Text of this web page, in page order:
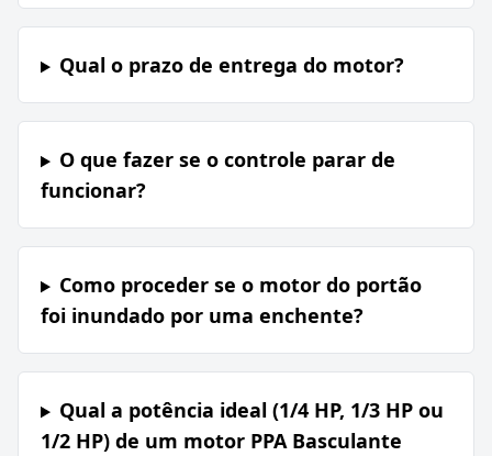
Qual o prazo de entrega do motor?
O que fazer se o controle parar de
funcionar?
Como proceder se o motor do portão
foi inundado por uma enchente?
Qual a potência ideal (1/4 HP, 1/3 HP ou
1/2 HP) de um motor PPA Basculante